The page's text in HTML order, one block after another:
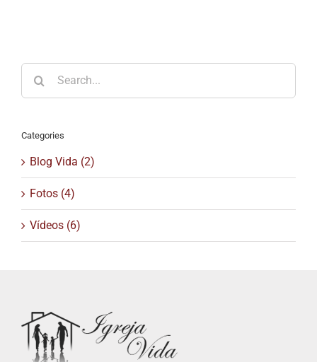
Search
for:
Categories
Blog Vida (2)
Fotos (4)
Vídeos (6)